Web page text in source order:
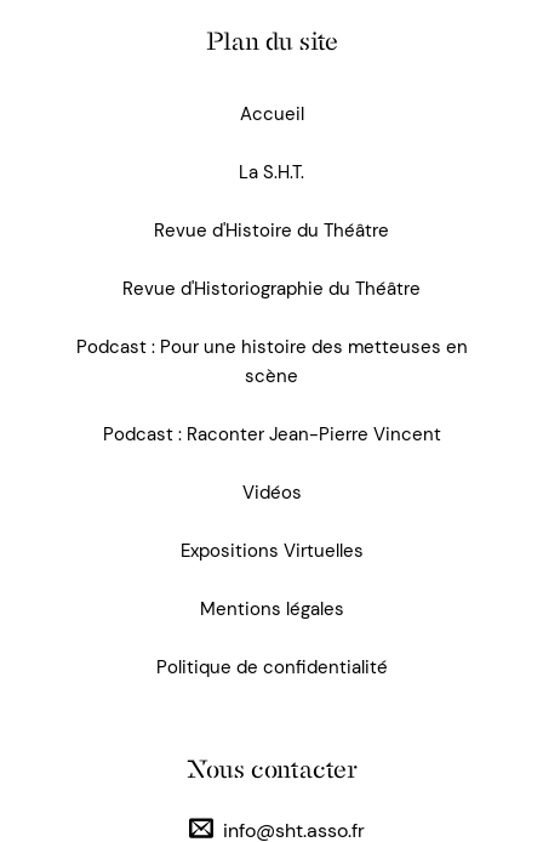
Plan du site
Accueil
La S.H.T.
Revue d'Histoire du Théâtre
Revue d'Historiographie du Théâtre
Podcast : Pour une histoire des metteuses en
scène
Podcast : Raconter Jean-Pierre Vincent
Vidéos
Expositions Virtuelles
Mentions légales
Politique de confidentialité
Nous contacter
info@sht.asso.fr